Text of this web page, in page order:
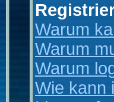
Warum
Warum
Warum
Wie kann